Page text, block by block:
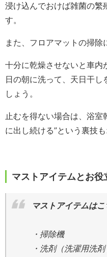
浸け込んでおけば雑菌の繁
す。
また、フロアマットの掃除
十分に乾燥させないと車内
日の朝に洗って、天日干
しょう。
止むを得ない場合は、浴室
に出し続ける”という裏技も
マストアイテムとお
マストアイテムはこ
・掃除機
・洗剤（洗濯用洗